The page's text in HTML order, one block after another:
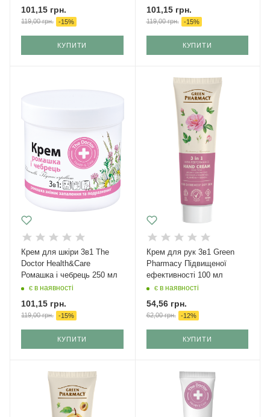
101,15 грн.
119,00грн. -15%
КУПИТИ
101,15грн.
119,00грн. -15%
КУПИТИ
Крем для шкіри 3в1 The
Doctor Health&Care
Ромашка і чебрець 250 мл
є в наявності
101,15 грн.
119,00грн. -15%
КУПИТИ
Крем для рук 3в1 Green
Pharmacy Підвищеної
ефективності 100 мл
є в наявності
54,56грн.
62,00грн. -12%
КУПИТИ